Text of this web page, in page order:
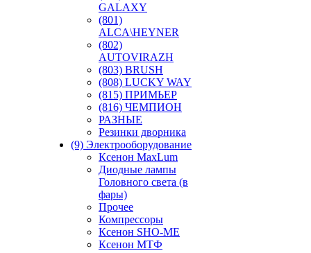
GALAXY
(801)
ALCA\HEYNER
(802)
AUTOVIRAZH
(803) BRUSH
(808) LUCKY WAY
(815) ПРИМЬЕР
(816) ЧЕМПИОН
РАЗНЫЕ
Резинки дворника
(9) Электрооборудование
Ксенон MaxLum
Диодные лампы
Головного света (в
фары)
Прочее
Компрессоры
Ксенон SHO-ME
Ксенон МТФ